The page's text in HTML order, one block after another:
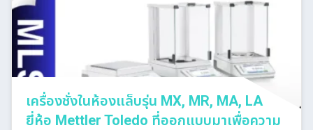
เครื่องชั่งในห้องแล็บรุ่น MX, MR, MA, LA
ยี่ห้อ Mettler Toledo ที่ออกแบบมาเพื่อความ